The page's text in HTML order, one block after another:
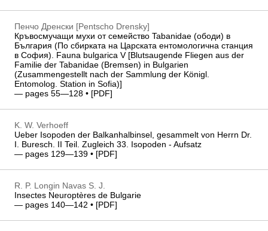
Пенчо Дренски [Pentscho Drensky]
Кръвосмучащи мухи от семейство Tabanidae (ободи) в
България (По сбирката на Царската ентомологична станция
в София). Fauna bulgarica V [Blutsaugende Fliegen aus der
Familie der Tabanidae (Bremsen) in Bulgarien
(Zusammengestellt nach der Sammlung der Königl.
Entomolog. Station in Sofia)]
— pages 55—128 • [PDF]
K. W. Verhoeff
Ueber Isopoden der Balkanhalbinsel, gesammelt von Herrn Dr.
I. Buresch. II Teil. Zugleich 33. Isopoden - Aufsatz
— pages 129—139 • [PDF]
R. P. Longin Navas S. J.
Insectes Neuroptères de Bulgarie
— pages 140—142 • [PDF]